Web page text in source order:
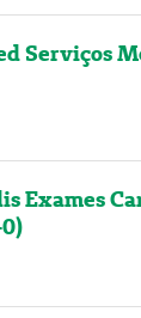
Serviços
Exames